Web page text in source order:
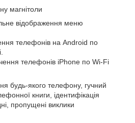
магнітоли
відображення меню
телефонів на Android по
телефонів iPhone по Wi-Fi
будь-якого телефону, гучний
книги, ідентифікація
пропущені виклики